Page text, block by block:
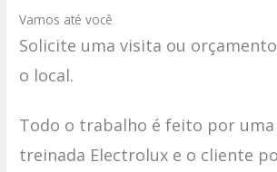
Vamos até você
Solicite uma visita ou
o local.
Todo o trabalho é feito por
treinada Electrolux e o cliente